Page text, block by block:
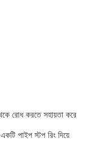
রোধ করতে সহায়তা করে
পাইপ স্টপ রিং দিয়ে